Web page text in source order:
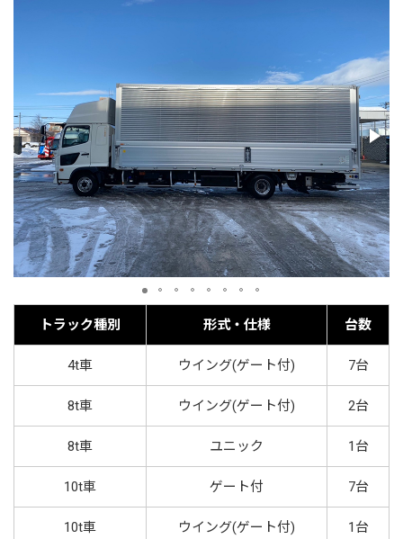
トラック種別 形式・仕様 台数
4t車 ウイング(ゲート付) 7台
8t車 ウイング(ゲート付) 2台
8t車 ユニック 1台
10t車 ゲート付 7台
10t車 ウイング(ゲート付) 1台